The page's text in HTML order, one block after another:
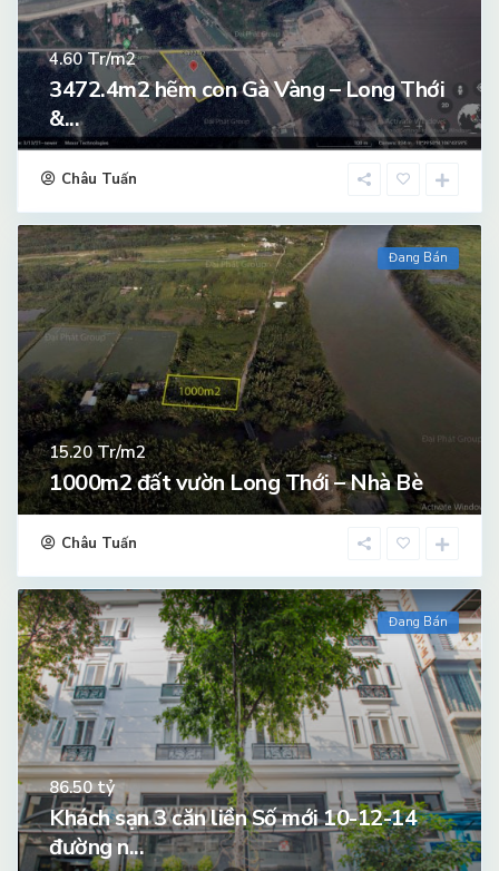
4.60Tr/m2
3472.4m2 hẽm con Gà Vàng – Long Thới
&...
Châu Tuấn
Đang Bán
15.20Tr/m2
1000m2 đất vườn Long Thới – Nhà Bè
Châu Tuấn
Đang Bán
86.50tỷ
Khách sạn 3 căn liền Số mới 10-12-14
đường n...